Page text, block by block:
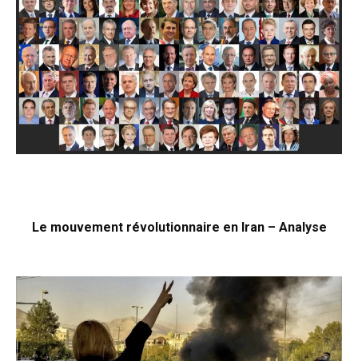
Le mouvement révolutionnaire en Iran – Analyse